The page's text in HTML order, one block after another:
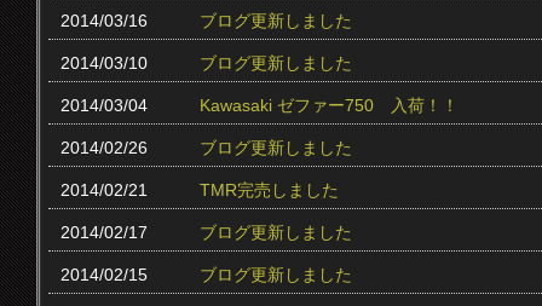
2014/03/16 ブログ更新しました
2014/03/10 ブログ更新しました
2014/03/04 Kawasaki ゼファー750 入荷！！
2014/02/26 ブログ更新しました
2014/02/21 TMR完売しました
2014/02/17 ブログ更新しました
2014/02/15 ブログ更新しました